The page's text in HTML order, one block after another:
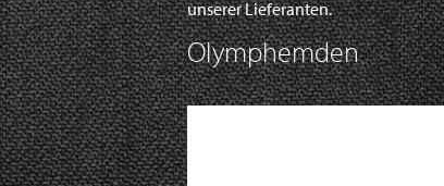
unserer Lieferanten.
Olymphemden